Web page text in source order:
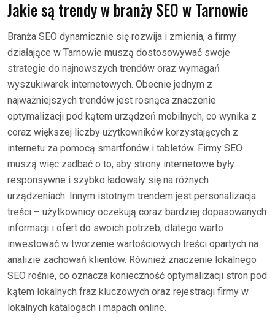
Jakie są trendy w branży SEO w Tarnowie
Branża SEO dynamicznie się rozwija i zmienia, a firmy
działające w Tarnowie muszą dostosowywać swoje
strategie do najnowszych trendów oraz wymagań
wyszukiwarek internetowych. Obecnie jednym z
najważniejszych trendów jest rosnąca znaczenie
optymalizacji pod kątem urządzeń mobilnych, co wynika z
coraz większej liczby użytkowników korzystających z
internetu za pomocą smartfonów i tabletów. Firmy SEO
muszą więc zadbać o to, aby strony internetowe były
responsywne i szybko ładowały się na różnych
urządzeniach. Innym istotnym trendem jest personalizacja
treści – użytkownicy oczekują coraz bardziej dopasowanych
informacji i ofert do swoich potrzeb, dlatego warto
inwestować w tworzenie wartościowych treści opartych na
analizie zachowań klientów. Również znaczenie lokalnego
SEO rośnie, co oznacza konieczność optymalizacji stron pod
kątem lokalnych fraz kluczowych oraz rejestracji firmy w
lokalnych katalogach i mapach online.